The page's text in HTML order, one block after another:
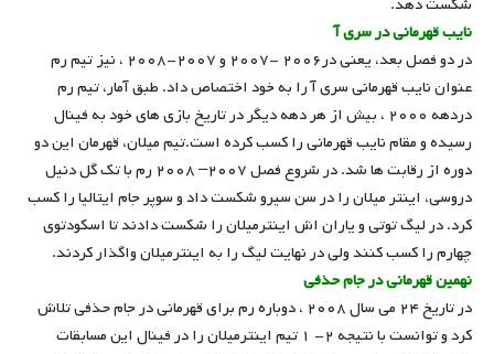
نایب قهرمانی در سری آ
در دو فصل بعد، یعنی در۲۰۰۶ -۲۰۰۷ و ۲۰۰۷-۲۰۰۸ ، نیز تیم رم
عنوان نایب قهرمانی سری آ را به خود اختصاص داد. طبق آمار، تیم رم
دردهه ۲۰۰۰ ، بیش از هر دهه دیگر در تاریخ بازی های خود به فینال
رسیده و مقام نایب قهرمانی را کسب کرده است.تیم میلان، قهرمان این دو
دوره از رقابت ها شد. در شروع فصل ۲۰۰۷– ۲۰۰۸ رم با تک گل دنیل
دروسی، اینتر میلان را در سن سیرو شکست داد و سوپر جام ایتالیا را کسب
کرد. در لیگ توتی و یاران اش اینترمیلان را شکست دادند تا اسکودتوی
چهارم را کسب کنند ولی در نهایت لیگ را به اینترمیلان واگذار کردند.
نهمین قهرمانی در جام حذفی
در تاریخ ۲۴ می سال ۲۰۰۸ ، دوباره رم برای قهرمانی در جام حذفی تلاش
کرد و توانست با نتیجه ۲- ۱ تیم اینترمیلان را در فینال این مسابقات